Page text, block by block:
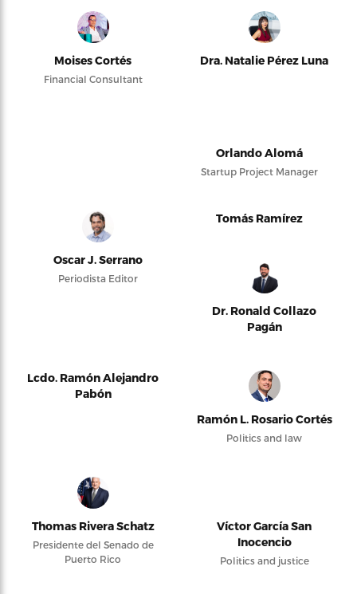
Moises Cortés
Financial Consultant
Dra. Natalie Pérez Luna
Orlando Alomá
Startup Project Manager
Oscar J. Serrano
Periodista Editor
Tomás Ramírez
Dr. Ronald Collazo
Pagán
Lcdo. Ramón Alejandro
Pabón
Ramón L. Rosario Cortés
Politics and law
Thomas Rivera Schatz
Presidente del Senado de
Puerto Rico
Víctor García San
Inocencio
Politics and justice